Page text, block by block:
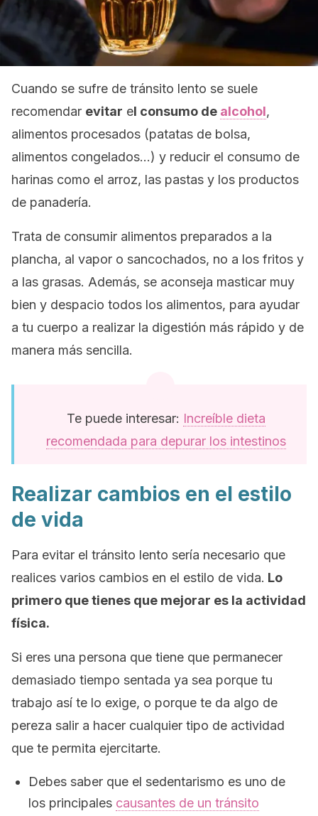
Cuando se sufre de tránsito lento se suele
recomendar evitar el consumo de alcohol,
alimentos procesados (patatas de bolsa,
alimentos congelados…) y reducir el consumo de
harinas como el arroz, las pastas y los productos
de panadería.
Trata de consumir alimentos preparados a la
plancha, al vapor o sancochados, no a los fritos y
a las grasas. Además, se aconseja masticar muy
bien y despacio todos los alimentos, para ayudar
a tu cuerpo a realizar la digestión más rápido y de
manera más sencilla.
Te puede interesar: Increíble dieta
recomendada para depurar los intestinos
Realizar cambios en el estilo
de vida
Para evitar el tránsito lento sería necesario que
realices varios cambios en el estilo de vida. Lo
primero que tienes que mejorar es la actividad
física.
Si eres una persona que tiene que permanecer
demasiado tiempo sentada ya sea porque tu
trabajo así te lo exige, o porque te da algo de
pereza salir a hacer cualquier tipo de actividad
que te permita ejercitarte.
Debes saber que el sedentarismo es uno de
los principales causantes de un tránsito